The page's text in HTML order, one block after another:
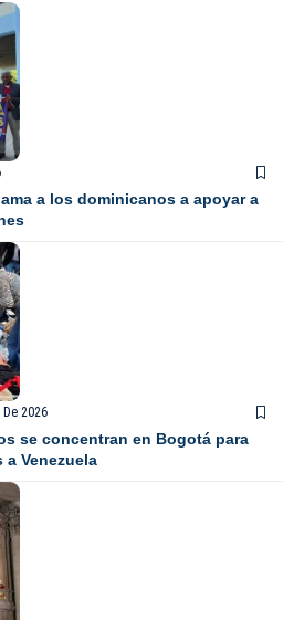
a los dominicanos a apoyar a
2026
se concentran en Bogotá para
Venezuela